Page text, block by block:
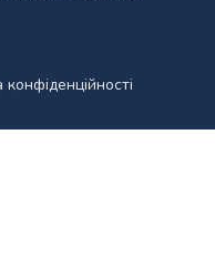
конфіденційності